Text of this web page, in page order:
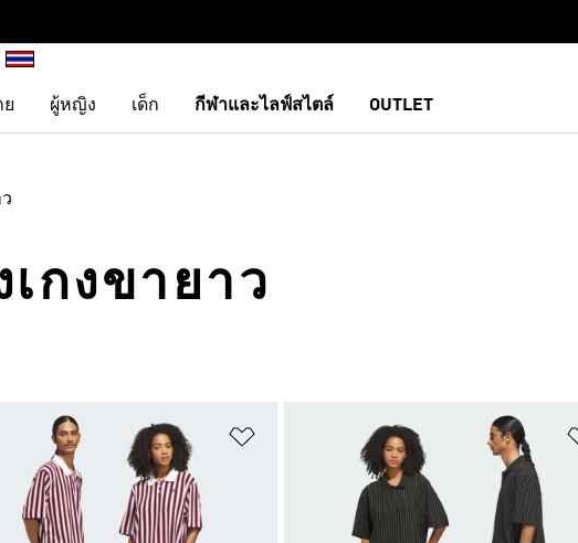
ย ผู้หญิง เด็ก กีฬาและไลฟ์สไตล์ OUTLET
กงขายาว
ายการสินค้าโปรด เพิ่มไปยังรายการสินค้าโปรด